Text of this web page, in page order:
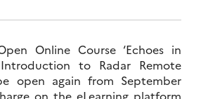
Online Course ‘Echoes in
to Radar Remote
open again from September
on the eLearning platform